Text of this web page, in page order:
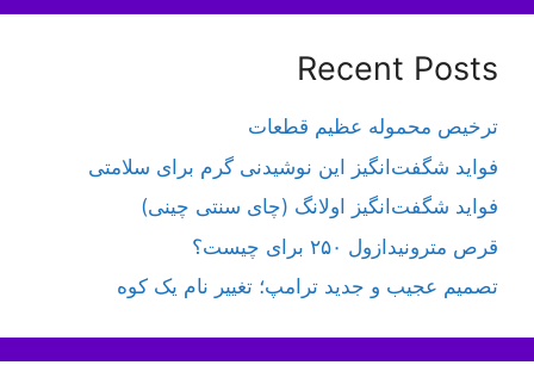
Recent Posts
ترخیص محموله عظیم قطعات
فواید شگفت‌انگیز این نوشیدنی گرم برای سلامتی
فواید شگفت‌انگیز اولانگ (چای سنتی چینی)
قرص مترونیدازول ۲۵۰ برای چیست؟
تصمیم عجیب و جدید ترامپ؛ تغییر نام یک کوه